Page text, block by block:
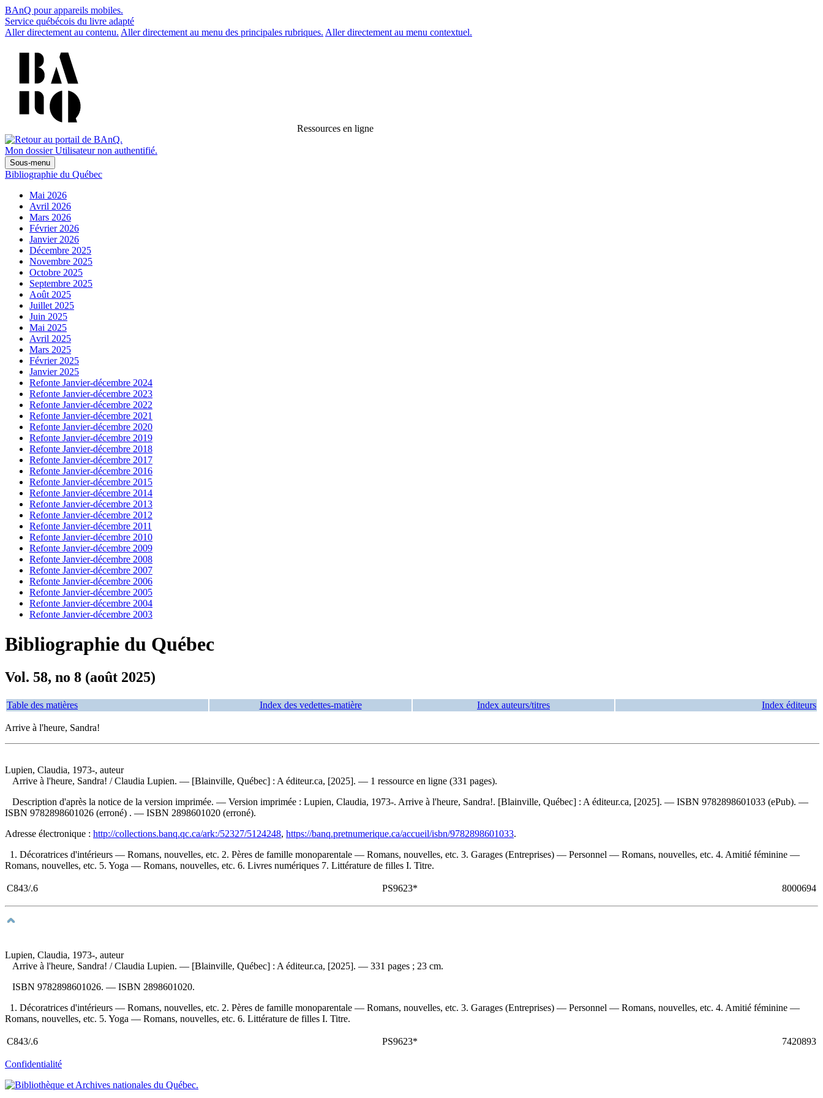
BAnQ pour appareils mobiles.
Service québécois du livre adapté
Aller directement au contenu. Aller directement au menu des principales rubriques. Aller directement au menu contextuel.
Ressources en ligne
Mon dossier Utilisateur non authentifié.
Sous-menu
Bibliographie du Québec
Mai 2026
Avril 2026
Mars 2026
Février 2026
Janvier 2026
Décembre 2025
Novembre 2025
Octobre 2025
Septembre 2025
Août 2025
Juillet 2025
Juin 2025
Mai 2025
Avril 2025
Mars 2025
Février 2025
Janvier 2025
Refonte Janvier-décembre 2024
Refonte Janvier-décembre 2023
Refonte Janvier-décembre 2022
Refonte Janvier-décembre 2021
Refonte Janvier-décembre 2020
Refonte Janvier-décembre 2019
Refonte Janvier-décembre 2018
Refonte Janvier-décembre 2017
Refonte Janvier-décembre 2016
Refonte Janvier-décembre 2015
Refonte Janvier-décembre 2014
Refonte Janvier-décembre 2013
Refonte Janvier-décembre 2012
Refonte Janvier-décembre 2011
Refonte Janvier-décembre 2010
Refonte Janvier-décembre 2009
Refonte Janvier-décembre 2008
Refonte Janvier-décembre 2007
Refonte Janvier-décembre 2006
Refonte Janvier-décembre 2005
Refonte Janvier-décembre 2004
Refonte Janvier-décembre 2003
Bibliographie du Québec
Vol. 58, no 8 (août 2025)
Table des matières Index des vedettes-matière Index auteurs/titres Index éditeurs
Arrive à l'heure, Sandra!
Lupien, Claudia, 1973-, auteur
Arrive à l'heure, Sandra! / Claudia Lupien. — [Blainville, Québec] : A éditeur.ca, [2025]. — 1 ressource en ligne (331 pages).
Description d'après la notice de la version imprimée. — Version imprimée : Lupien, Claudia, 1973-. Arrive à l'heure, Sandra!. [Blainville, Québec] : A éditeur.ca, [2025]. — ISBN 9782898601033 (ePub). —
ISBN 9782898601026 (erroné) . — ISBN 2898601020 (erroné).
Adresse électronique : http://collections.banq.qc.ca/ark:/52327/5124248, https://banq.pretnumerique.ca/accueil/isbn/9782898601033.
1. Décoratrices d'intérieurs — Romans, nouvelles, etc. 2. Pères de famille monoparentale — Romans, nouvelles, etc. 3. Garages (Entreprises) — Personnel — Romans, nouvelles, etc. 4. Amitié féminine —
Romans, nouvelles, etc. 5. Yoga — Romans, nouvelles, etc. 6. Livres numériques 7. Littérature de filles I. Titre.
C843/.6 PS9623* 8000694
Lupien, Claudia, 1973-, auteur
Arrive à l'heure, Sandra! / Claudia Lupien. — [Blainville, Québec] : A éditeur.ca, [2025]. — 331 pages ; 23 cm.
ISBN 9782898601026. — ISBN 2898601020.
1. Décoratrices d'intérieurs — Romans, nouvelles, etc. 2. Pères de famille monoparentale — Romans, nouvelles, etc. 3. Garages (Entreprises) — Personnel — Romans, nouvelles, etc. 4. Amitié féminine —
Romans, nouvelles, etc. 5. Yoga — Romans, nouvelles, etc. 6. Littérature de filles I. Titre.
C843/.6 PS9623* 7420893
Confidentialité